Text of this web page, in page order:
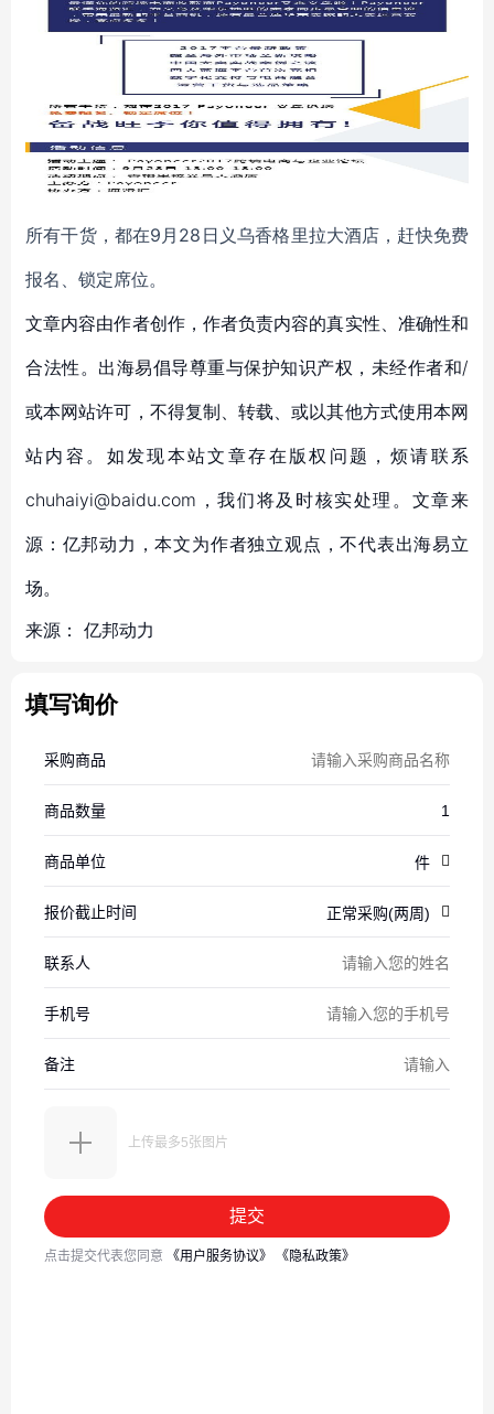
所有干货，都在9月28日义乌香格里拉大酒店，赶快免费
报名、锁定席位。
文章内容由作者创作，作者负责内容的真实性、准确性和
合法性。出海易倡导尊重与保护知识产权，未经作者和/
或本网站许可，不得复制、转载、或以其他方式使用本网
站内容。如发现本站文章存在版权问题，烦请联系
chuhaiyi@baidu.com，我们将及时核实处理。文章来
源：亿邦动力，本文为作者独立观点，不代表出海易立
场。
来源： 亿邦动力
填写询价